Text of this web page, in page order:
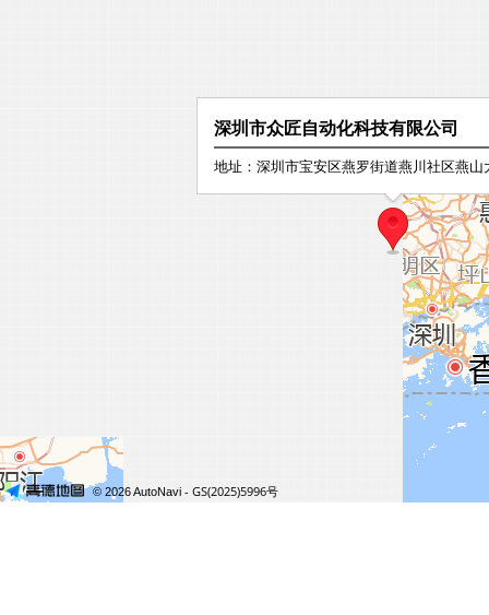
深圳市众匠自动化科技有限公司
地址：深圳市宝安区燕罗街道燕川社区燕山
© 2026 AutoNavi - GS(2025)5996号